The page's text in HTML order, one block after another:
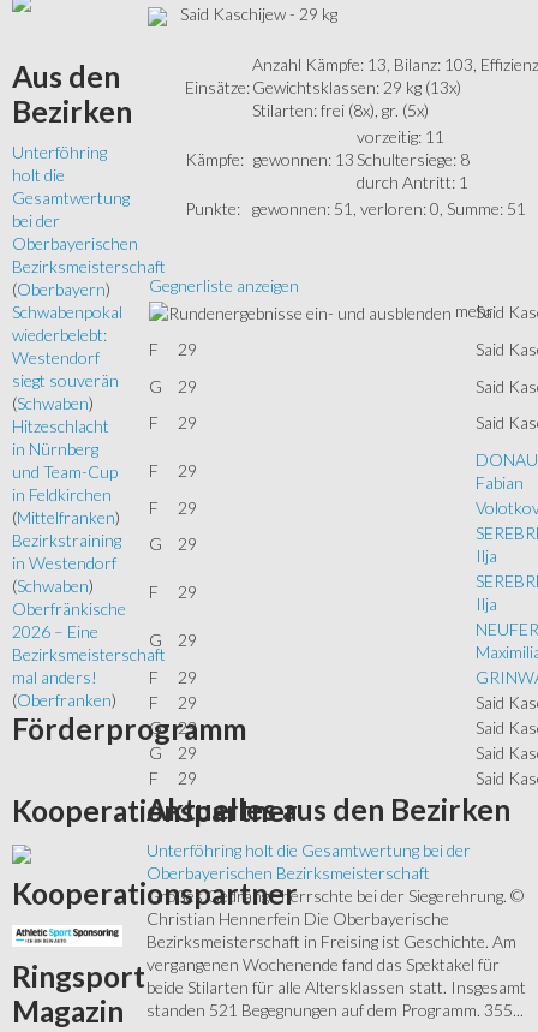
Said Kaschijew - 29 kg
Einsätze:
Anzahl Kämpfe: 13, Bilanz: 103,
Gewichtsklassen: 29 kg (13x)
Stilarten: frei (8x), gr. (5x)
Kämpfe: gewonnen: 13
vorzeitig: 11
Schultersiege: 8
durch Antritt: 1
Punkte: gewonnen: 51, verloren: 0, Summe: 51
Gegnerliste anzeigen
mehrSaid
F
29
Said
G
29
Said
F
29 Said
F 29
Fabian
F
29
G
29
Ilja
F
29
Ilja
G
29
F
29
F
29
Said
G 29
Said
G
29
Said
F
29 Said
Aktuellesaus den Bezirken
Unterföhring holt die Gesamtwertung bei der
Oberbayerischen Bezirksmeisterschaft
Großes Gedränge herrschte bei der Siegerehrung. ©
Christian Hennerfein Die Oberbayerische
Bezirksmeisterschaft in Freising ist Geschichte. Am
vergangenen Wochenende fand das Spektakel für
beide Stilarten für alle Altersklassen statt. Insgesamt
standen 521 Begegnungen auf dem Programm. 355...
Aus den
Bezirken
Unterföhring
holt die
Gesamtwertung
bei der
Oberbayerischen
Bezirksmeisterschaft
(Oberbayern)
Schwabenpokal
wiederbelebt:
Westendorf
siegt souverän
(Schwaben)
Hitzeschlacht
in Nürnberg
und Team-Cup
in Feldkirchen
(Mittelfranken)
Bezirkstraining
in Westendorf
(Schwaben)
Oberfränkische
2026 – Eine
Bezirksmeisterschaft
mal anders!
(Oberfranken)
Förderprogramm
Kooperationspartner
Kooperationspartner
Ringsport
Magazin